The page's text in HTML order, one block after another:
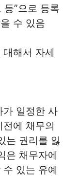
등”으로 등록
수 있음
해서 자세
가 일정한 사
에 채무의
는 권리를 잃
은 채무자에
있는 유예